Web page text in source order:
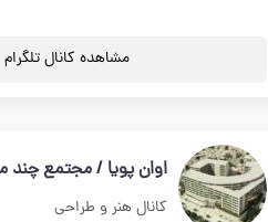
مشاهده کانال تلگرام
اوان پویا / مجتمع چند
کانال هنر و طراحی